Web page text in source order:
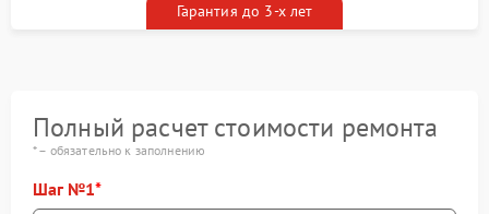
Гарантия до 3-х лет
Полный расчет стоимости ремонта
* – обязательно к заполнению
Шаг №1